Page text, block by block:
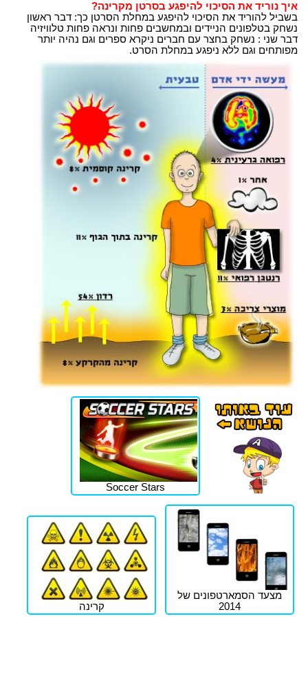
איך נוריד את הסיכוי להיפגע בסרטן מקרינה?
בשביל להוריד את הסיכוי להיפגע במחלת הסרטן כך: דבר ראשון
נשחק בטלפונים הניידים ובמחשבים פחות ונראה פחות טלוויזיה
דבר שני : נשחק בחצר עם חברים ניקרא ספרים וגם נהיה יותר
מפותחים וגם ללא ניפגע במחלת הסרט.
Soccer Stars
מצעד הסמארטפונים של
2014
קרינה